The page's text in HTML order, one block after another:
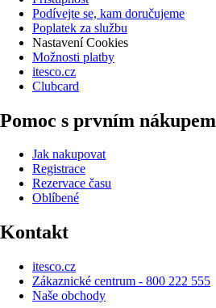
Podívejte se, kam doručujeme
Poplatek za službu
Nastavení Cookies
Možnosti platby
itesco.cz
Clubcard
Pomoc s prvním nákupem
Jak nakupovat
Registrace
Rezervace času
Oblíbené
Kontakt
itesco.cz
Zákaznické centrum - 800 222 555
Naše obchody